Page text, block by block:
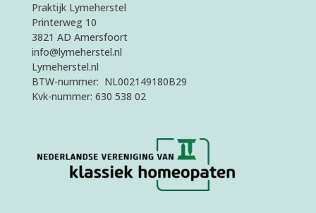
Praktijk Lymeherstel
Printerweg 10
3821 AD Amersfoort
info@lymeherstel.nl
Lymeherstel.nl
BTW-nummer: NL002149180B29
Kvk-nummer: 630 538 02